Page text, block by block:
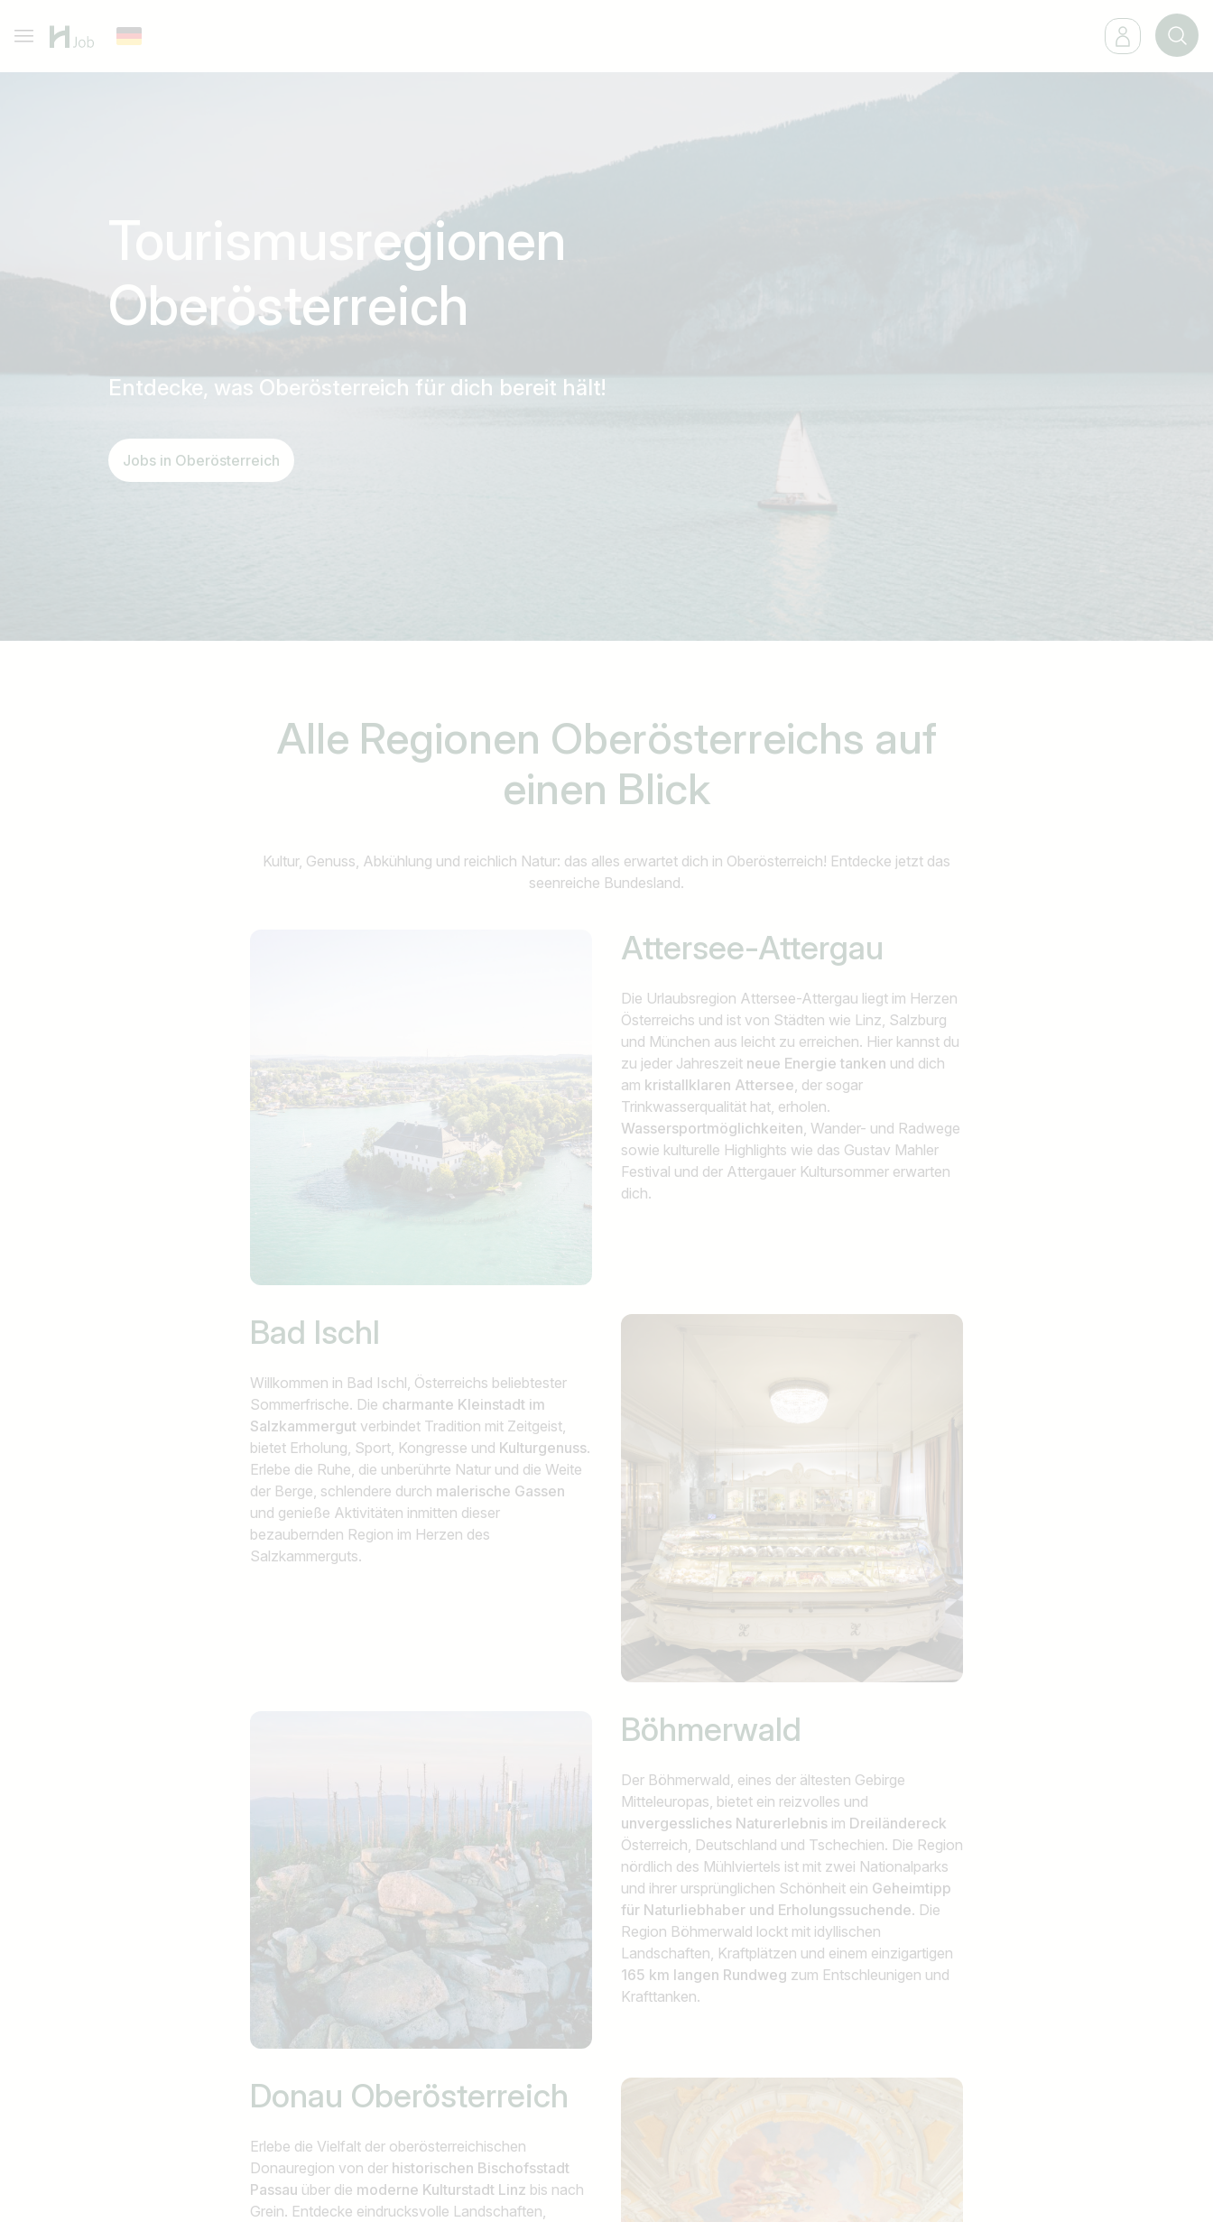
Tourismusregionen
Oberösterreich
Entdecke, was Oberösterreich für dich bereit hält!
Jobs in Oberösterreich
Alle Regionen Oberösterreichs auf
einen Blick
Kultur, Genuss, Abkühlung und reichlich Natur: das alles erwartet dich in Oberösterreich! Entdecke jetzt das
seenreiche Bundesland.
Attersee-Attergau
Die Urlaubsregion Attersee-Attergau liegt im Herzen
Österreichs und ist von Städten wie Linz, Salzburg
und München aus leicht zu erreichen. Hier kannst du
zu jeder Jahreszeit neue Energie tanken und dich
am kristallklaren Attersee, der sogar
Trinkwasserqualität hat, erholen.
Wassersportmöglichkeiten, Wander- und Radwege
sowie kulturelle Highlights wie das Gustav Mahler
Festival und der Attergauer Kultursommer erwarten
dich.
Bad Ischl
Willkommen in Bad Ischl, Österreichs beliebtester
Sommerfrische. Die charmante Kleinstadt im
Salzkammergut verbindet Tradition mit Zeitgeist,
bietet Erholung, Sport, Kongresse und Kulturgenuss.
Erlebe die Ruhe, die unberührte Natur und die Weite
der Berge, schlendere durch malerische Gassen
und genieße Aktivitäten inmitten dieser
bezaubernden Region im Herzen des
Salzkammerguts.
Böhmerwald
Der Böhmerwald, eines der ältesten Gebirge
Mitteleuropas, bietet ein reizvolles und
unvergessliches Naturerlebnis im Dreiländereck
Österreich, Deutschland und Tschechien. Die Region
nördlich des Mühlviertels ist mit zwei Nationalparks
und ihrer ursprünglichen Schönheit ein Geheimtipp
für Naturliebhaber und Erholungssuchende. Die
Region Böhmerwald lockt mit idyllischen
Landschaften, Kraftplätzen und einem einzigartigen
165 km langen Rundweg zum Entschleunigen und
Krafttanken.
Donau Oberösterreich
Erlebe die Vielfalt der oberösterreichischen
Donauregion von der historischen Bischofsstadt
Passau über die moderne Kulturstadt Linz bis nach
Grein. Entdecke eindrucksvolle Landschaften,
Ich suche nach …
z.B. Österreich
Land / Bundesland